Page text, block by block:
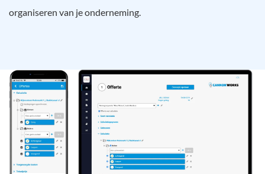
organiseren van je onderneming.